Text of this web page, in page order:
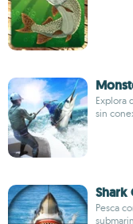
Explora
sin
Shark
Pesca